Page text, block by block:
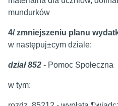
mundurków
4/ zmniejszeniu planu
w następuj±cym dziale:
dział 852 - Pomoc Społeczna
w tym: